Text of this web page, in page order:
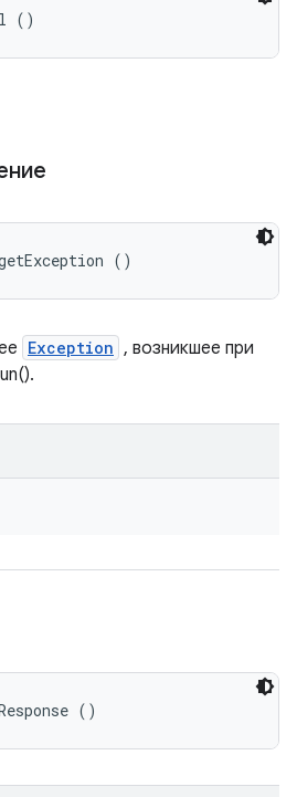
()
()
Exception , возникшее при
()